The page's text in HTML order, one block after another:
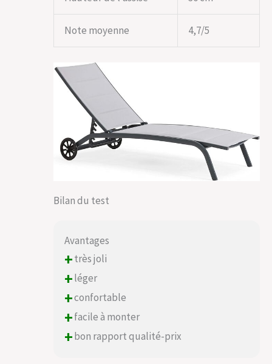
Note moyenne 4,7/5
Bilan du test
Avantages
+très joli
+léger
+confortable
+facile à monter
+bon rapport qualité-prix